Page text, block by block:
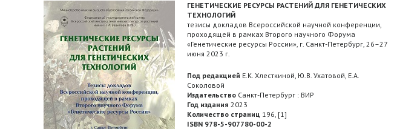
ГЕНЕТИЧЕСКИЕ РЕСУРСЫ РАСТЕНИЙ ДЛЯ ГЕНЕТИЧЕСКИХ
ТЕХНОЛОГИЙ
тезисы докладов Всероссийской научной конференции,
проходящей в рамках Второго научного Форума
«Генетические ресурсы России», г. Санкт-Петербург, 26–27
июня 2023 г.
Под редакцией Е.К. Хлесткиной, Ю.В. Ухатовой, Е.А.
Соколовой
Издательство Санкт-Петербург : ВИР
Год издания 2023
Количество страниц 196, [1]
ISBN 978-5-907780-00-2